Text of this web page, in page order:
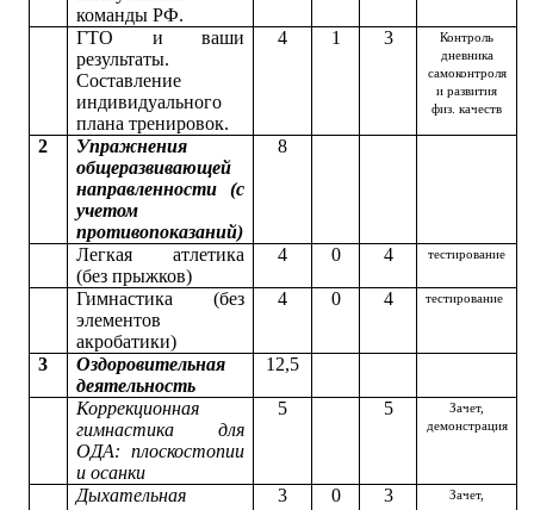
команды РФ.
ГТО и ваши
результаты.
Составление
индивидуального
плана тренировок.
4 1 3
Контроль
дневника
самоконтроля
и развития
физ. качеств
2
Упражнения
общеразвивающей
направленности (с
учетом
противопоказаний)
8
Легкая атлетика
(без прыжков)
4 0 4 тестирование
Гимнастика (без
элементов
акробатики)
4 0 4 тестирование
3
Оздоровительная
деятельность
12,5
Коррекционная
гимнастика для
ОДА: плоскостопии
и осанки
5 5
Зачет,
демонстрация
Дыхательная
3 0 3
Зачет,